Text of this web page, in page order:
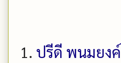
ปรีดี พนมยงค์